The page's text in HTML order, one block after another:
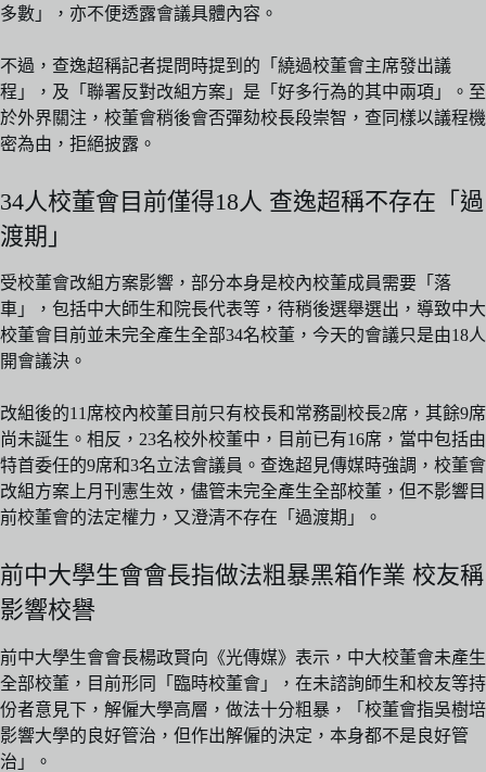
多數」，亦不便透露會議具體內容。
不過，查逸超稱記者提問時提到的「繞過校董會主席發出議
程」，及「聯署反對改組方案」是「好多行為的其中兩項」。至
於外界關注，校董會稍後會否彈劾校長段崇智，查同樣以議程機
密為由，拒絕披露。
34人校董會目前僅得18人 查逸超稱不存在「過
渡期」
受校董會改組方案影響，部分本身是校內校董成員需要「落
車」，包括中大師生和院長代表等，待稍後選舉選出，導致中大
校董會目前並未完全產生全部34名校董，今天的會議只是由18人
開會議決。
改組後的11席校內校董目前只有校長和常務副校長2席，其餘9席
尚未誕生。相反，23名校外校董中，目前已有16席，當中包括由
特首委任的9席和3名立法會議員。查逸超見傳媒時強調，校董會
改組方案上月刊憲生效，儘管未完全產生全部校董，但不影響目
前校董會的法定權力，又澄清不存在「過渡期」。
前中大學生會會長指做法粗暴黑箱作業 校友稱
影響校譽
前中大學生會會長楊政賢向《光傳媒》表示，中大校董會未產生
全部校董，目前形同「臨時校董會」，在未諮詢師生和校友等持
份者意見下，解僱大學高層，做法十分粗暴，「校董會指吳樹培
影響大學的良好管治，但作出解僱的決定，本身都不是良好管
治」。